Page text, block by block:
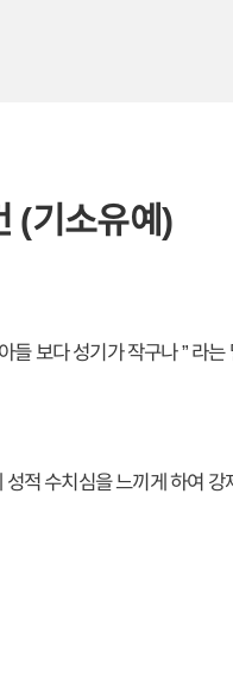
(기소유예)
들 보다 성기가 작구나 ” 라
적 수치심을 느끼게 하여